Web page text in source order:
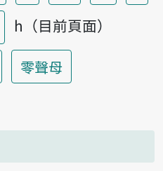
h（目前頁面）
零聲母